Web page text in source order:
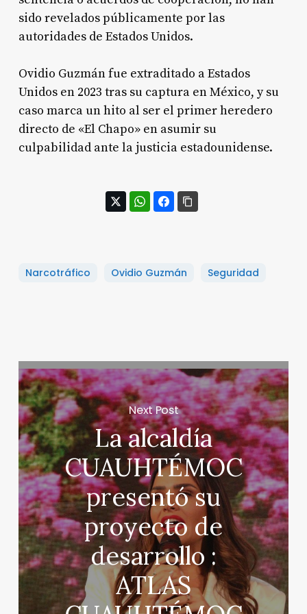
sido revelados públicamente por las
autoridades de Estados Unidos.
Ovidio Guzmán fue extraditado a Estados
Unidos en 2023 tras su captura en México, y su
caso marca un hito al ser el primer heredero
directo de «El Chapo» en asumir su
culpabilidad ante la justicia estadounidense.
Narcotráfico Ovidio Guzmán Seguridad
Next Post
La alcaldía
CUAUHTÉMOC
presentó su
proyecto de
desarrollo :
ATLAS